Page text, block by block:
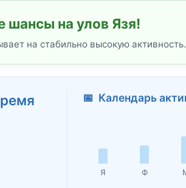
шансы на улов Язя!
на стабильно высокую
📅 Календарь
Я Ф